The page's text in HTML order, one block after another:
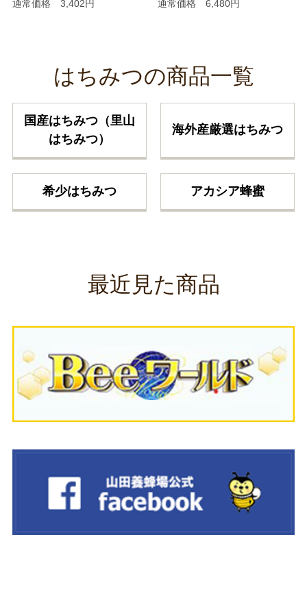
通常価格 3,402円 通常価格 6,480円
はちみつの商品一覧
国産はちみつ（里山
はちみつ）
海外産厳選はちみつ
希少はちみつ アカシア蜂蜜
最近見た商品